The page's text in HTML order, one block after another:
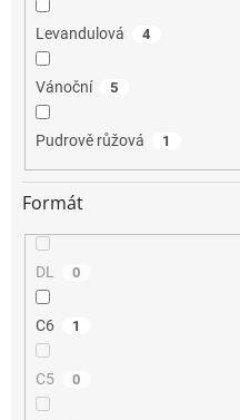
Levandulová 4
Vánoční 5
Pudrově růžová 1
Formát
DL 0
C6 1
C5 0